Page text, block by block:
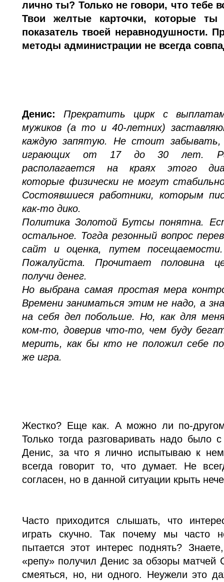
лично ты? Только не говори, что тебе
Твои желтые карточки, которые
показатель твоей неравнодушности.
методы администрации не всегда
Денис:
Прекратить цирк с
мужиков (а то и 40-летних)
каждую запятую. Не стоит забывать,
играющих от 17 до 30 лет.
располагается на краях этого
которые физически не могут
Состоявшиеся работники, которым
как-то дико.
Политика Золотой Бутсы понятна.
остальное. Тогда резонный вопрос
сайт и оценка, путем
Пожалуйста. Прочитает половина
получи денег.
Но выбрана самая простая мера
Времени заниматься этим не надо, а
на себя дел побольше. Но, как для
ком-то, доверив что-то, чем буду
мерить, как бы кто не положил себе
же игра.
Жестко? Еще как. А можно ли по-
Только тогда разговаривать надо было
Денис, за что я лично испытываю к
всегда говорит то, что думает. Не
согласен, но в данной ситуации крыть
Часто приходится слышать, что
играть скучно. Так почему мы часто
пытается этот интерес поднять?
«репу» получил Денис за обзоры матчей
смеяться, но, ни одного. Неужели это